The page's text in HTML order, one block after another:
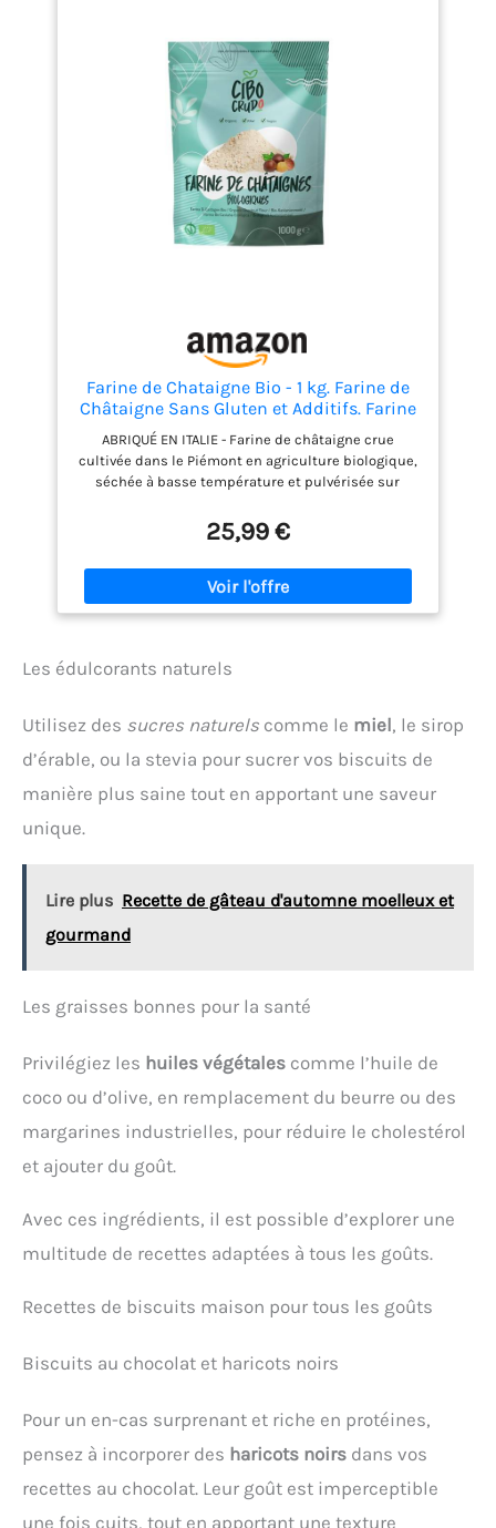
Farine de Chataigne Bio - 1 kg. Farine de
Châtaigne Sans Gluten et Additifs. Farine
de Châtaigne Naturelle et Crue de
Châtaignes Biologiques.
ABRIQUÉ EN ITALIE - Farine de châtaigne crue
cultivée dans le Piémont en agriculture biologique,
séchée à basse température et pulvérisée sur
farine et préserver ses qualités CRU - La Farine de
Châtaigne Bio CiboCrudo est naturellement sans
gluten, vegan, adaptée à un régime alimentaire cru
car elle n'a pas été cuite à des températures
supérieures à 42° AVANTAGES - contient du calcium,
des vitamines B EN CUISINE - naturellement sucrée,
classique, excellente en complément d'autres
farines pour préparer des gâteaux, muffins,
biscuits, pâtes, gnocchis de pommes de terre ;
délicieuses crêpes EMBALLAGE - notre farine de
emballage hermétique réutilisable qui préserve sa
25,99 €
Les édulcorants naturels
Utilisez des sucres naturels comme le miel, le sirop
d’érable, ou la stevia pour sucrer vos biscuits de
manière plus saine tout en apportant une saveur
unique.
Lire plus Recette de gâteau d'automne moelleux et
gourmand
Les graisses bonnes pour la santé
Privilégiez les huiles végétales comme l’huile de
coco ou d’olive, en remplacement du beurre ou des
margarines industrielles, pour réduire le cholestérol
et ajouter du goût.
Avec ces ingrédients, il est possible d’explorer une
multitude de recettes adaptées à tous les goûts.
Recettes de biscuits maison pour tous les goûts
Biscuits au chocolat et haricots noirs
Pour un en-cas surprenant et riche en protéines,
pensez à incorporer des haricots noirs dans vos
recettes au chocolat. Leur goût est imperceptible
une fois cuits, tout en apportant une texture